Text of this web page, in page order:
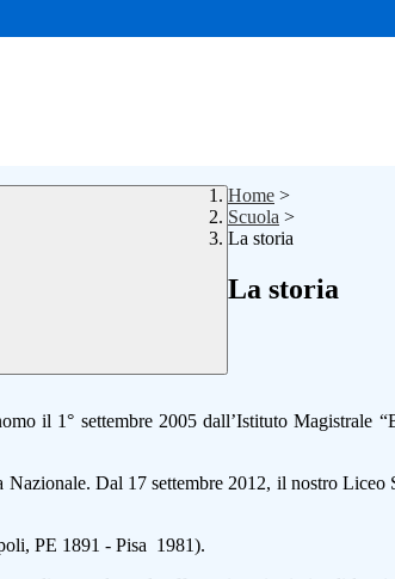
Home >
Scuola >
La storia
La storia
il 1° settembre 2005 dall’Istituto Magistrale
Dal 17 settembre 2012, il nostro
PE 1891 - Pisa 1981).